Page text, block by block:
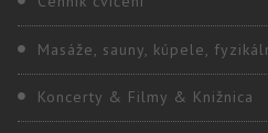
Masáže, sauny, kúpele,
Koncerty & Filmy & Knižnica